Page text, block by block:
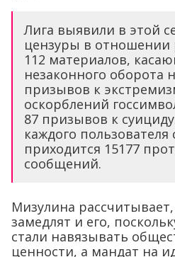
Лига выявили в этой
цензуры в отношении
112 материалов,
незаконного оборота
призывов к
оскорблений
87 призывов к
каждого пользователя
приходится 15177
сообщений.
Мизулина
замедлят и его,
стали навязывать
ценности, а мандат на